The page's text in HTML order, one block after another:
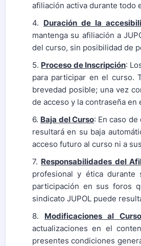
afiliación activa durante todo
4. Duración de la
mantenga su afiliación a
del curso, sin posibilidad de
5. Proceso de Inscripción:
para participar en el curso.
brevedad posible; una vez
de acceso y la contraseña en
6. Baja del Curso: En caso
resultará en su baja
acceso futuro al curso ni a
7. Responsabilidades del
profesional y ética durante
participación en sus foros
sindicato JUPOL puede
8. Modificaciones al Curso
actualizaciones en el
presentes condiciones